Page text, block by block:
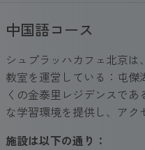
中国語コース
シュプラッハカフェ北京
教室を運営している：屯
くの金泰里レジデンスで
な学習環境を提供し、アク
施設は以下の通り：